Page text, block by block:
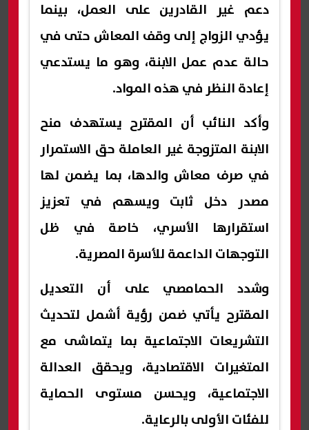
دعم غير القادرين على العمل، بينما
يؤدي الزواج إلى وقف المعاش حتى في
حالة عدم عمل الابنة، وهو ما يستدعي
إعادة النظر في هذه المواد.
وأكد النائب أن المقترح يستهدف منح
الابنة المتزوجة غير العاملة حق الاستمرار
في صرف معاش والدها، بما يضمن لها
مصدر دخل ثابت ويسهم في تعزيز
استقرارها الأسري، خاصة في ظل
التوجهات الداعمة للأسرة المصرية.
وشدد الحمامصي على أن التعديل
المقترح يأتي ضمن رؤية أشمل لتحديث
التشريعات الاجتماعية بما يتماشى مع
المتغيرات الاقتصادية، ويحقق العدالة
الاجتماعية، ويحسن مستوى الحماية
للفئات الأولى بالرعاية.